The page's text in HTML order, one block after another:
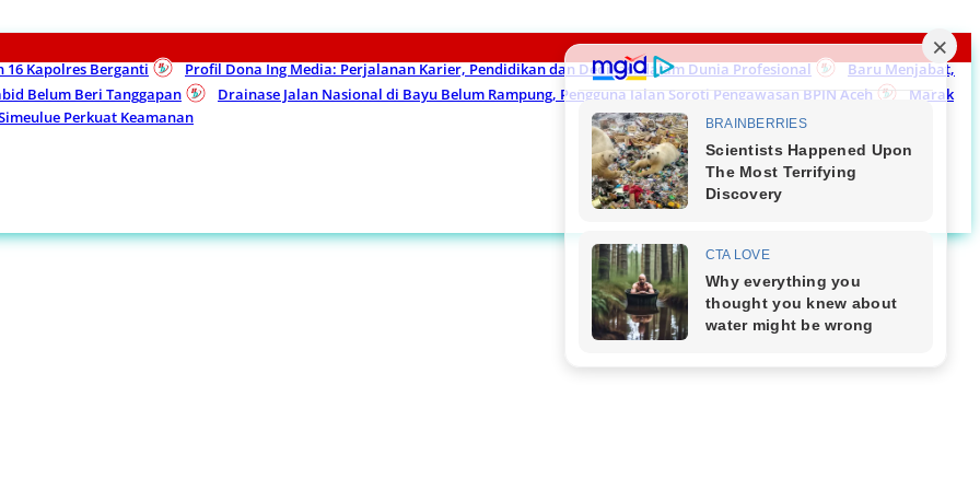
16 Kapolres Berganti
Profil Dona Ing Media: Perjalanan Karier, Pendidikan dan Dedikasi dalam Dunia Profesional
Baru Menjabat,
Belum Beri Tanggapan
Drainase Jalan Nasional di Bayu Belum Rampung, Pengguna Jalan Soroti Pengawasan BPJN Aceh
Marak
Perkuat Keamanan